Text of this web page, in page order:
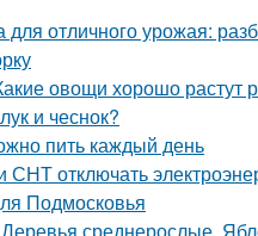
для отличного урожая:
овощи хорошо растут
и чеснок?
пить каждый день
отключать
Подмосковья